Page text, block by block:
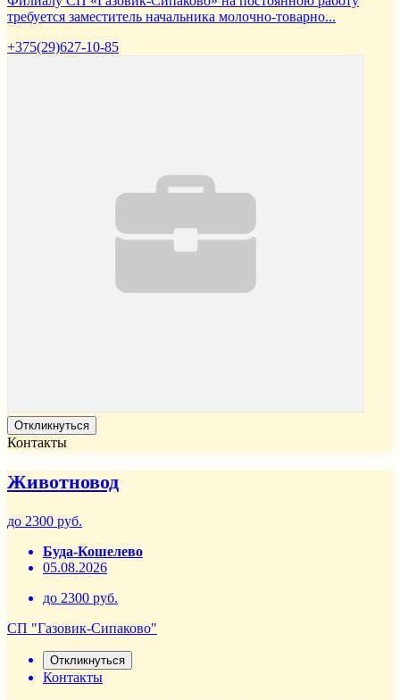
требуется заместитель начальника молочно-товарно...
+375(29)627-10-85
Откликнуться
Контакты
Животновод
до 2300 руб.
Буда-Кошелево
05.08.2026
до 2300 руб.
СП "Газовик-Сипаково"
Откликнуться
Контакты